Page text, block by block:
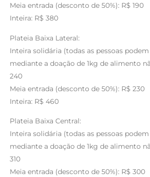
Meia entrada (desconto de 50%): R$ 190
Inteira: R$ 380
Plateia Baixa Lateral:
Inteira solidária (todas as pessoas
mediante a doação de 1kg de alimento
240
Meia entrada (desconto de 50%): R$ 230
Inteira: R$ 460
Plateia Baixa Central:
Inteira solidária (todas as pessoas
mediante a doação de 1kg de alimento
310
Meia entrada (desconto de 50%): R$ 300